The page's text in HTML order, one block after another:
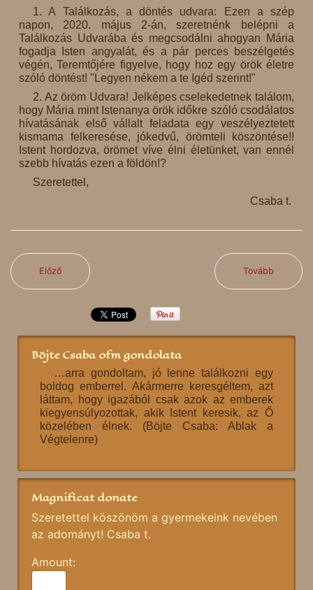
1. A Találkozás, a döntés udvara: Ezen a szép
napon, 2020. május 2-án, szeretnénk belépni a
Találkozás Udvarába és megcsodálni ahogyan Mária
fogadja Isten angyalát, és a pár perces beszélgetés
végén, Teremtőjére figyelve, hogy hoz egy örök életre
szóló döntést! "Legyen nékem a te Igéd szerint!"
2. Az öröm Udvara! Jelképes cselekedetnek találom,
hogy Mária mint Istenanya örök időkre szóló csodálatos
hívatásának első vállalt feladata egy veszélyeztetett
kismama felkeresése, jókedvű, örömteli köszöntése!!
Istent hordozva, örömet víve élni életünket, van ennél
szebb hívatás ezen a földön!?
Szeretettel,
Csaba t.
Előző Tovább
Böjte Csaba ofm gondolata
…arra gondoltam, jó lenne találkozni egy
boldog emberrel. Akármerre keresgéltem, azt
láttam, hogy igazából csak azok az emberek
kiegyensúlyozottak, akik Istent keresik, az Ő
közelében élnek. (Böjte Csaba: Ablak a
Végtelenre)
Magnificat donate
Szeretettel köszönöm a gyermekeink nevében
az adományt! Csaba t.
Amount: